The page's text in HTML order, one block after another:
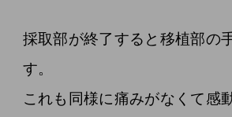
採取部が終了すると移植部の
す。
これも同様に痛みがなくて感